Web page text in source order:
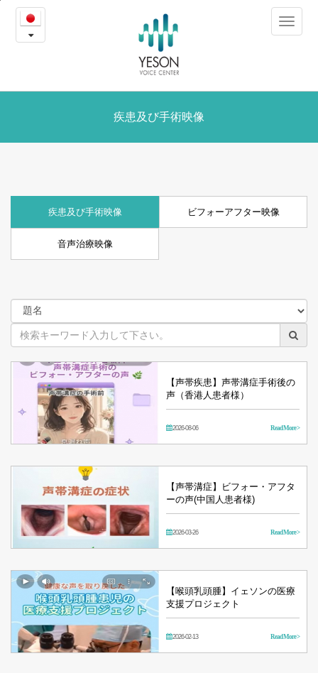
疾
患
び
フ
ア
フ
ー
映
像
Toggle
疾患及び手術映像
疾患及び手術映像 ビフォーアフター映像
音声治療映像
【声帯疾患】声帯溝症手術後の
声（香港人患者様）
2026-08-06 Read More >
【声帯溝症】ビフォー・アフタ
ーの声(中国人患者様)
2026-03-26 Read More >
【喉頭乳頭腫】イェソンの医療
支援プロジェクト
2026-02-13 Read More >